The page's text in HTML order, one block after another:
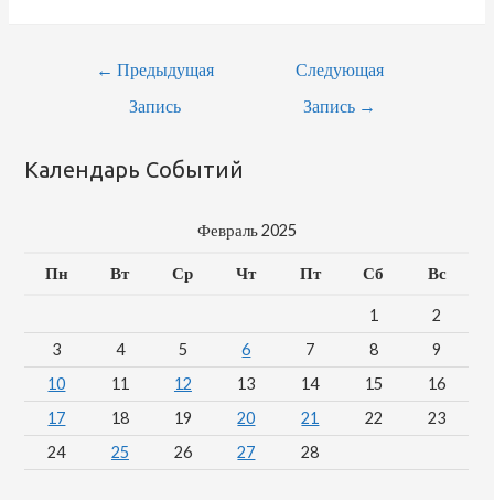
Навигация
← Предыдущая
Запись
Следующая
Запись →
Календарь Событий
Февраль 2025
Пн Вт Ср Чт Пт Сб Вс
1
2
3
4 5 6 7 8
9
10
11 12 13 14 15
16
17
18 19 20 21 22
23
24
25 26 27 28